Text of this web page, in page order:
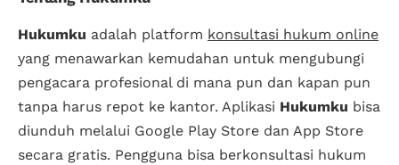
Hukumku adalah platform konsultasi hukum online
yang menawarkan kemudahan untuk mengubungi
pengacara profesional di mana pun dan kapan pun
tanpa harus repot ke kantor. Aplikasi Hukumku bisa
diunduh melalui Google Play Store dan App Store
secara gratis. Pengguna bisa berkonsultasi hukum